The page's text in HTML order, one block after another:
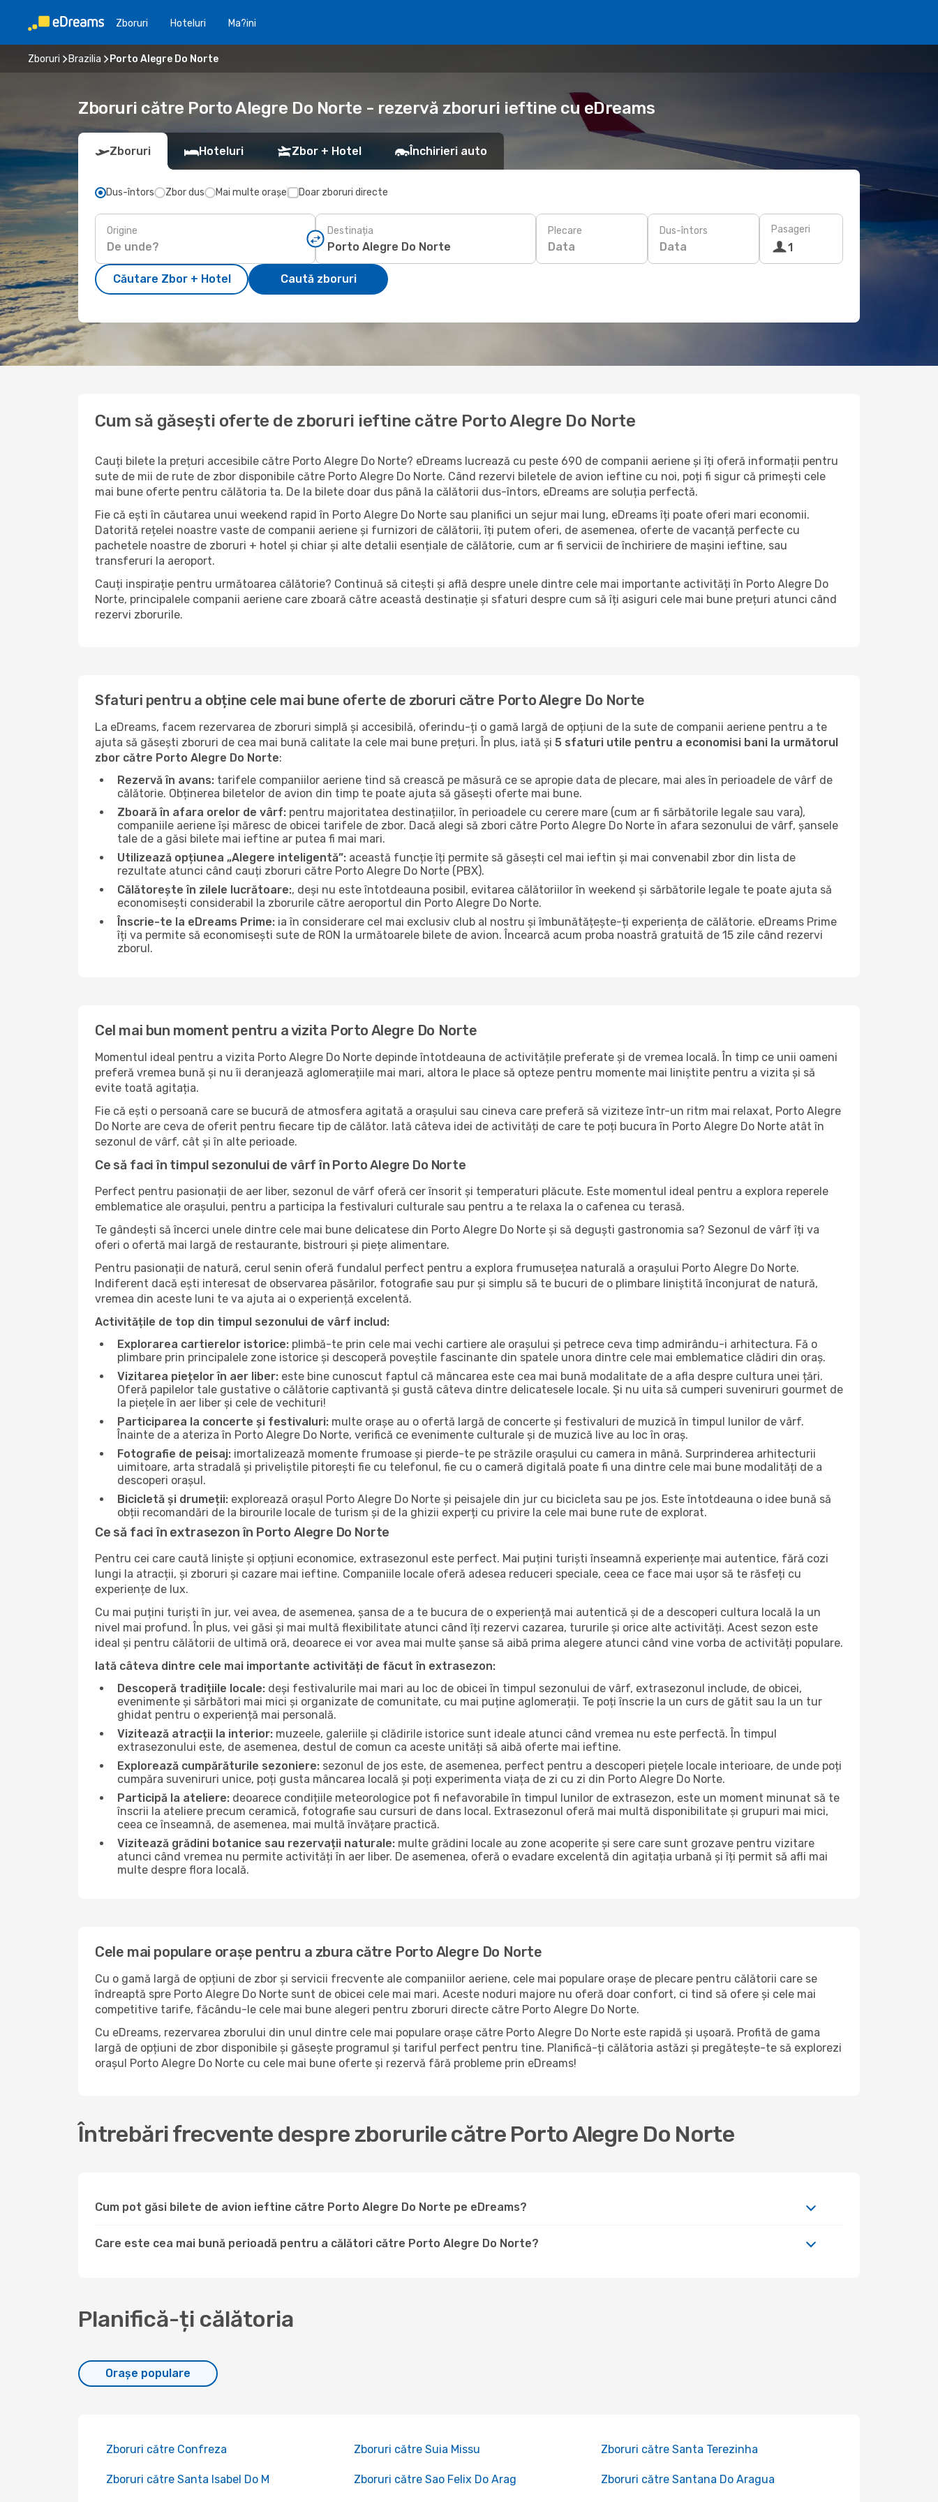
Zboruri Hoteluri Ma?ini
Zboruri Brazilia Porto Alegre Do Norte
Zboruri către Porto Alegre Do Norte - rezervă zboruri ieftine cu eDreams
Zboruri Hoteluri Zbor + Hotel Închirieri auto
Dus-întors Zbor dus Mai multe orașe Doar zboruri directe
Origine Destinația Plecare
Data
Dus-întors
Data
Pasageri
1
Căutare Zbor + Hotel Caută zboruri
Cum să găsești oferte de zboruri ieftine către Porto Alegre Do Norte
Cauți bilete la prețuri accesibile către Porto Alegre Do Norte? eDreams lucrează cu peste 690 de companii aeriene și îți oferă informații pentru
sute de mii de rute de zbor disponibile către Porto Alegre Do Norte. Când rezervi biletele de avion ieftine cu noi, poți fi sigur că primești cele
mai bune oferte pentru călătoria ta. De la bilete doar dus până la călătorii dus-întors, eDreams are soluția perfectă.
Fie că ești în căutarea unui weekend rapid în Porto Alegre Do Norte sau planifici un sejur mai lung, eDreams îți poate oferi mari economii.
Datorită rețelei noastre vaste de companii aeriene și furnizori de călătorii, îți putem oferi, de asemenea, oferte de vacanță perfecte cu
pachetele noastre de zboruri + hotel și chiar și alte detalii esențiale de călătorie, cum ar fi servicii de închiriere de mașini ieftine, sau
transferuri la aeroport.
Cauți inspirație pentru următoarea călătorie? Continuă să citești și află despre unele dintre cele mai importante activități în Porto Alegre Do
Norte, principalele companii aeriene care zboară către această destinație și sfaturi despre cum să îți asiguri cele mai bune prețuri atunci când
rezervi zborurile.
Sfaturi pentru a obține cele mai bune oferte de zboruri către Porto Alegre Do Norte
La eDreams, facem rezervarea de zboruri simplă și accesibilă, oferindu-ți o gamă largă de opțiuni de la sute de companii aeriene pentru a te
ajuta să găsești zboruri de cea mai bună calitate la cele mai bune prețuri. În plus, iată și 5 sfaturi utile pentru a economisi bani la următorul
zbor către Porto Alegre Do Norte:
Rezervă în avans: tarifele companiilor aeriene tind să crească pe măsură ce se apropie data de plecare, mai ales în perioadele de vârf de
călătorie. Obținerea biletelor de avion din timp te poate ajuta să găsești oferte mai bune.
Zboară în afara orelor de vârf: pentru majoritatea destinațiilor, în perioadele cu cerere mare (cum ar fi sărbătorile legale sau vara),
companiile aeriene își măresc de obicei tarifele de zbor. Dacă alegi să zbori către Porto Alegre Do Norte în afara sezonului de vârf, șansele
tale de a găsi bilete mai ieftine ar putea fi mai mari.
Utilizează opțiunea „Alegere inteligentă”: această funcție îți permite să găsești cel mai ieftin și mai convenabil zbor din lista de
rezultate atunci când cauți zboruri către Porto Alegre Do Norte (PBX).
Călătorește în zilele lucrătoare:, deși nu este întotdeauna posibil, evitarea călătoriilor în weekend și sărbătorile legale te poate ajuta să
economisești considerabil la zborurile către aeroportul din Porto Alegre Do Norte.
Înscrie-te la eDreams Prime: ia în considerare cel mai exclusiv club al nostru și îmbunătățește-ți experiența de călătorie. eDreams Prime
îți va permite să economisești sute de RON la următoarele bilete de avion. Încearcă acum proba noastră gratuită de 15 zile când rezervi
zborul.
Cel mai bun moment pentru a vizita Porto Alegre Do Norte
Momentul ideal pentru a vizita Porto Alegre Do Norte depinde întotdeauna de activitățile preferate și de vremea locală. În timp ce unii oameni
preferă vremea bună și nu îi deranjează aglomerațiile mai mari, altora le place să opteze pentru momente mai liniștite pentru a vizita și să
evite toată agitația.
Fie că ești o persoană care se bucură de atmosfera agitată a orașului sau cineva care preferă să viziteze într-un ritm mai relaxat, Porto Alegre
Do Norte are ceva de oferit pentru fiecare tip de călător. Iată câteva idei de activități de care te poți bucura în Porto Alegre Do Norte atât în ​​
sezonul de vârf, cât și în alte perioade.
Ce să faci în timpul sezonului de vârf în Porto Alegre Do Norte
Perfect pentru pasionații de aer liber, sezonul de vârf oferă cer însorit și temperaturi plăcute. Este momentul ideal pentru a explora reperele
emblematice ale orașului, pentru a participa la festivaluri culturale sau pentru a te relaxa la o cafenea cu terasă.
Te gândești să încerci unele dintre cele mai bune delicatese din Porto Alegre Do Norte și să deguști gastronomia sa? Sezonul de vârf îți va
oferi o ofertă mai largă de restaurante, bistrouri și piețe alimentare.
Pentru pasionații de natură, cerul senin oferă fundalul perfect pentru a explora frumusețea naturală a orașului Porto Alegre Do Norte.
Indiferent dacă ești interesat de observarea păsărilor, fotografie sau pur și simplu să te bucuri de o plimbare liniștită înconjurat de natură,
vremea din aceste luni te va ajuta ai o experiență excelentă.
Activitățile de top din timpul sezonului de vârf includ:
Explorarea cartierelor istorice: plimbă-te prin cele mai vechi cartiere ale orașului și petrece ceva timp admirându-i arhitectura. Fă o
plimbare prin principalele zone istorice și descoperă poveștile fascinante din spatele unora dintre cele mai emblematice clădiri din oraș.
Vizitarea piețelor în aer liber: este bine cunoscut faptul că mâncarea este cea mai bună modalitate de a afla despre cultura unei țări.
Oferă papilelor tale gustative o călătorie captivantă și gustă câteva dintre delicatesele locale. Și nu uita să cumperi suveniruri gourmet de
la piețele în aer liber și cele de vechituri!
Participarea la concerte și festivaluri: multe orașe au o ofertă largă de concerte și festivaluri de muzică în timpul lunilor de vârf.
Înainte de a ateriza în Porto Alegre Do Norte, verifică ce evenimente culturale și de muzică live au loc în oraș.
Fotografie de peisaj: imortalizează momente frumoase și pierde-te pe străzile orașului cu camera in mână. Surprinderea arhitecturii
uimitoare, arta stradală și priveliștile pitorești fie cu telefonul, fie cu o cameră digitală poate fi una dintre cele mai bune modalități de a
descoperi orașul.
Bicicletă și drumeții: explorează orașul Porto Alegre Do Norte și peisajele din jur cu bicicleta sau pe jos. Este întotdeauna o idee bună să
obții recomandări de la birourile locale de turism și de la ghizii experți cu privire la cele mai bune rute de explorat.
Ce să faci în extrasezon în Porto Alegre Do Norte
Pentru cei care caută liniște și opțiuni economice, extrasezonul este perfect. Mai puțini turiști înseamnă experiențe mai autentice, fără cozi
lungi la atracții, și zboruri și cazare mai ieftine. Companiile locale oferă adesea reduceri speciale, ceea ce face mai ușor să te răsfeți cu
experiențe de lux.
Cu mai puțini turiști în jur, vei avea, de asemenea, șansa de a te bucura de o experiență mai autentică și de a descoperi cultura locală la un
nivel mai profund. În plus, vei găsi și mai multă flexibilitate atunci când îți rezervi cazarea, tururile și orice alte activități. Acest sezon este
ideal și pentru călătorii de ultimă oră, deoarece ei vor avea mai multe șanse să aibă prima alegere atunci când vine vorba de activități populare.
Iată câteva dintre cele mai importante activități de făcut în extrasezon:
Descoperă tradițiile locale: deși festivalurile mai mari au loc de obicei în timpul sezonului de vârf, extrasezonul include, de obicei,
evenimente și sărbători mai mici și organizate de comunitate, cu mai puține aglomerații. Te poți înscrie la un curs de gătit sau la un tur
ghidat pentru o experiență mai personală.
Vizitează atracții la interior: muzeele, galeriile și clădirile istorice sunt ideale atunci când vremea nu este perfectă. În timpul
extrasezonului este, de asemenea, destul de comun ca aceste unități să aibă oferte mai ieftine.
Explorează cumpărăturile sezoniere: sezonul de jos este, de asemenea, perfect pentru a descoperi piețele locale interioare, de unde poți
cumpăra suveniruri unice, poți gusta mâncarea locală și poți experimenta viața de zi cu zi din Porto Alegre Do Norte.
Participă la ateliere: deoarece condițiile meteorologice pot fi nefavorabile în timpul lunilor de extrasezon, este un moment minunat să te
înscrii la ateliere precum ceramică, fotografie sau cursuri de dans local. Extrasezonul oferă mai multă disponibilitate și grupuri mai mici,
ceea ce înseamnă, de asemenea, mai multă învățare practică.
Vizitează grădini botanice sau rezervații naturale: multe grădini locale au zone acoperite și sere care sunt grozave pentru vizitare
atunci când vremea nu permite activități în aer liber. De asemenea, oferă o evadare excelentă din agitația urbană și îți permit să afli mai
multe despre flora locală.
Cele mai populare orașe pentru a zbura către Porto Alegre Do Norte
Cu o gamă largă de opțiuni de zbor și servicii frecvente ale companiilor aeriene, cele mai populare orașe de plecare pentru călătorii care se
îndreaptă spre Porto Alegre Do Norte sunt de obicei cele mai mari. Aceste noduri majore nu oferă doar confort, ci tind să ofere și cele mai
competitive tarife, făcându-le cele mai bune alegeri pentru zboruri directe către Porto Alegre Do Norte.
Cu eDreams, rezervarea zborului din unul dintre cele mai populare orașe către Porto Alegre Do Norte este rapidă și ușoară. Profită de gama
largă de opțiuni de zbor disponibile și găsește programul și tariful perfect pentru tine. Planifică-ți călătoria astăzi și pregătește-te să explorezi
orașul Porto Alegre Do Norte cu cele mai bune oferte și rezervă fără probleme prin eDreams!
Întrebări frecvente despre zborurile către Porto Alegre Do Norte
Cum pot găsi bilete de avion ieftine către Porto Alegre Do Norte pe eDreams?
Care este cea mai bună perioadă pentru a călători către Porto Alegre Do Norte?
Planifică-ți călătoria
Orașe populare
Zboruri către Confreza Zboruri către Suia Missu Zboruri către Santa Terezinha
Zboruri către Santa Isabel Do M Zboruri către Sao Felix Do Arag Zboruri către Santana Do Aragua